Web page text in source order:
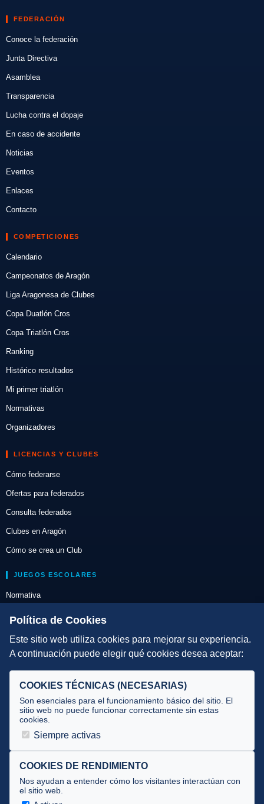
FEDERACIÓN
Conoce la federación
Junta Directiva
Asamblea
Transparencia
Lucha contra el dopaje
En caso de accidente
Noticias
Eventos
Enlaces
Contacto
COMPETICIONES
Calendario
Campeonatos de Aragón
Liga Aragonesa de Clubes
Copa Duatlón Cros
Copa Triatlón Cros
Ranking
Histórico resultados
Mi primer triatlón
Normativas
Organizadores
LICENCIAS Y CLUBES
Cómo federarse
Ofertas para federados
Consulta federados
Clubes en Aragón
Cómo se crea un Club
JUEGOS ESCOLARES
Normativa
Escuelas de Triatlón
DIRECCIÓN TÉCNICA
Selecciones
Tecnificación
JUECES Y OFICIALES
Documentos
Cursos
Circulares oficiales
Política de Cookies
Este sitio web utiliza cookies para mejorar su experiencia.
A continuación puede elegir qué cookies desea aceptar:
COOKIES TÉCNICAS (NECESARIAS)
Son esenciales para el funcionamiento básico del sitio. El
sitio web no puede funcionar correctamente sin estas
cookies.
Siempre activas
COOKIES DE RENDIMIENTO
Nos ayudan a entender cómo los visitantes interactúan con
el sitio web.